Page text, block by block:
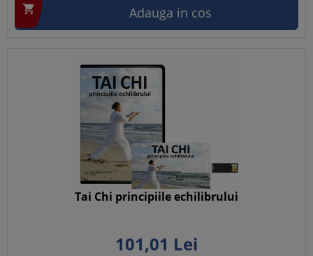
 Adauga in cos
Tai Chi principiile echilibrului
101,01 Lei